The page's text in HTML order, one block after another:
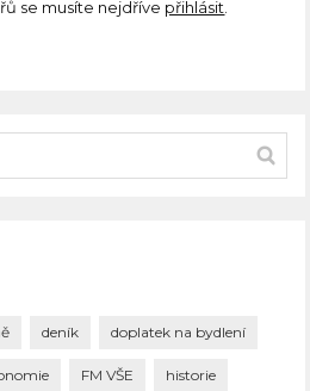
se musíte nejdříve přihlásit
deník doplatek na bydlení
FM VŠE historie